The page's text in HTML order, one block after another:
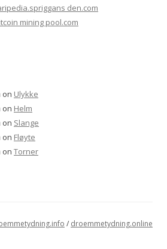
den.com
mining pool.com
on Ulykke
on Helm
on Slange
on Fløyte
on Torner
/ droemmetydning.online